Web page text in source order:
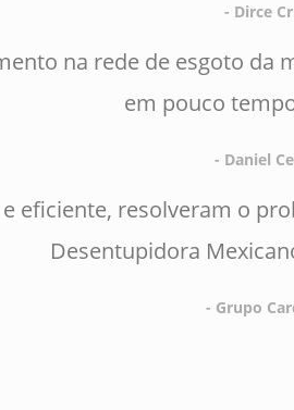
- Dirce
na rede de esgoto da
em pouco
- Daniel
eficiente, resolveram o
Desentupidora
- Grupo